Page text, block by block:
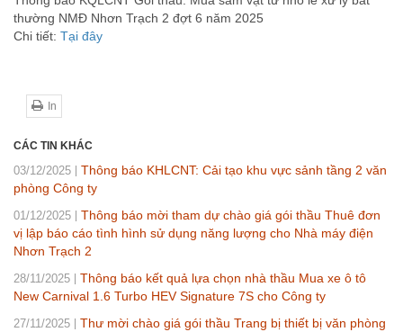
thường NMĐ Nhơn Trạch 2 đợt 6 năm 2025
Chi tiết: Tại đây
In
CÁC TIN KHÁC
03/12/2025
Thông báo KHLCNT: Cải tạo khu vực sảnh tầng 2 văn
phòng Công ty
01/12/2025
Thông báo mời tham dự chào giá gói thầu Thuê đơn
vị lập báo cáo tình hình sử dụng năng lượng cho Nhà máy điện
Nhơn Trạch 2
28/11/2025
Thông báo kết quả lựa chọn nhà thầu Mua xe ô tô
New Carnival 1.6 Turbo HEV Signature 7S cho Công ty
27/11/2025
Thư mời chào giá gói thầu Trang bị thiết bị văn phòng